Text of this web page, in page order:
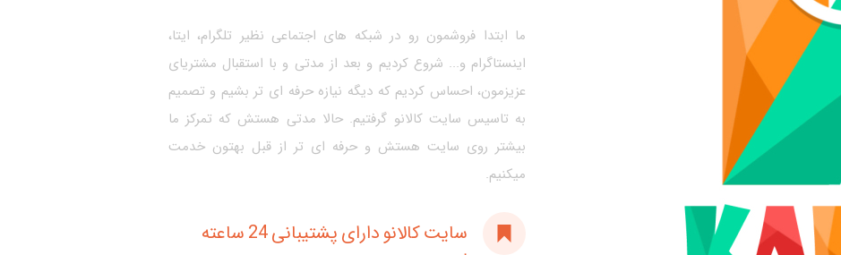
سایت کالانو دارای پشتیبانی 24 ساعته
ما ابتدا فروشمون رو در شبکه های اجتماعی نظیر تلگرام، ایتا،
اینستاگرام و... شروع کردیم و بعد از مدتی و با استقبال مشتریای
عزیزمون، احساس کردیم که دیگه نیازه حرفه ای تر بشیم و تصمیم
به تاسیس سایت کالانو گرفتیم. حالا مدتی هستش که تمرکز ما
بیشتر روی سایت هستش و حرفه ای تر از قبل بهتون خدمت
میکنیم.